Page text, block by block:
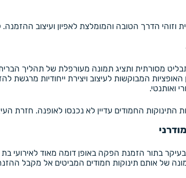
הדרך הטובה והמומלצת לאפיון ועיצוב ההזמנה.
מסורתית ותציג תמונה מעורפלת של תהליך
האופציות המבוקשות לעיצוב ויצירת ייחודיות
ואותנטי.
התינוקות החמודים עדיין לא נכנסו לאופנה. חזרת
בעיקר בתור הזמנת הפקה באופן דומה מאוד לאירועי
של אותם תינוקות חמודים המביטים אל מקבל